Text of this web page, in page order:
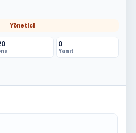
Yönetici
0
Yanıt